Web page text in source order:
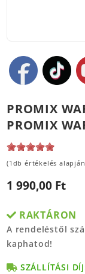
PROMIX
PROMIX
(1db értékelés
1 990,00 Ft
RAKTÁRON
A rendeléstől
kaphatod!
SZÁLLÍTÁSI